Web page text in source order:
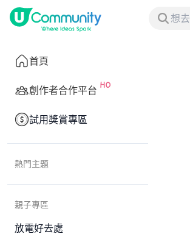
首頁
創作者合作平台
試用獎賞專區
熱門主題
親子專區
放電好去處